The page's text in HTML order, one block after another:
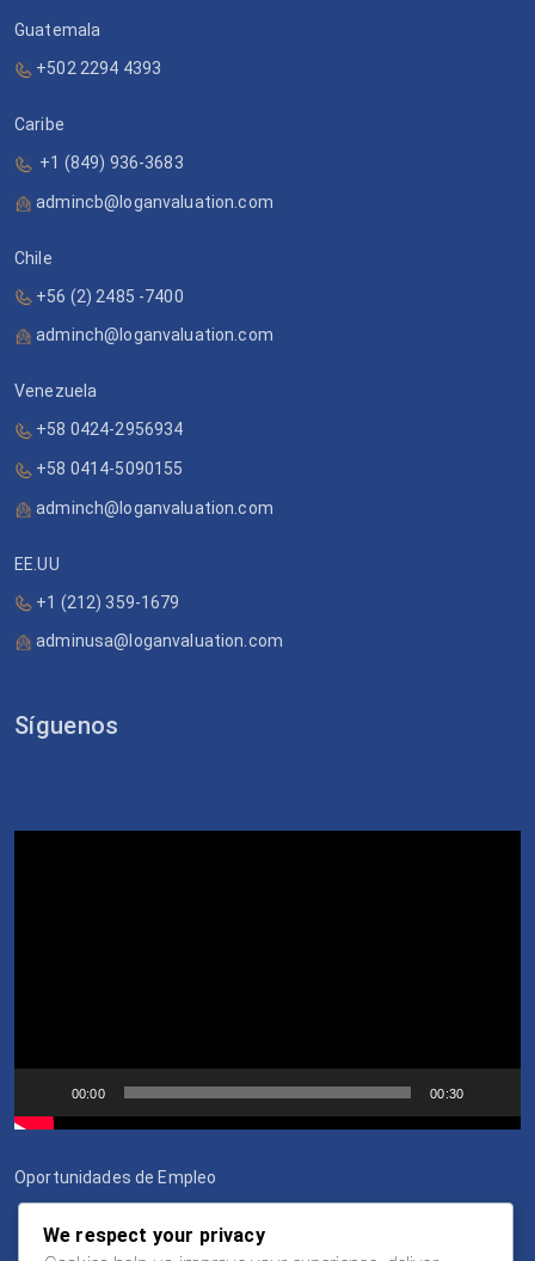
Guatemala
+502 2294 4393
Caribe
+1 (849) 936-3683
admincb@loganvaluation.com
Chile
+56 (2) 2485 -7400
adminch@loganvaluation.com
Venezuela
+58 0424-2956934
+58 0414-5090155
adminch@loganvaluation.com
EE.UU
+1 (212) 359-1679
adminusa@loganvaluation.com
Síguenos
00:00 00:30
Oportunidades de Empleo
We respect your privacy